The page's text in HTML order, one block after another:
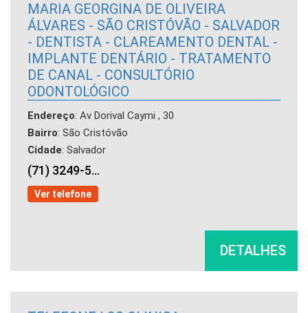
MARIA GEORGINA DE OLIVEIRA
ÁLVARES - SÃO CRISTÓVÃO - SALVADOR
- DENTISTA - CLAREAMENTO DENTAL -
IMPLANTE DENTÁRIO - TRATAMENTO
DE CANAL - CONSULTÓRIO
ODONTOLÓGICO
Endereço: Av Dorival Caymi , 30
Bairro: São Cristóvão
Cidade: Salvador
(71) 3249-5...
Ver telefone
DETALHES